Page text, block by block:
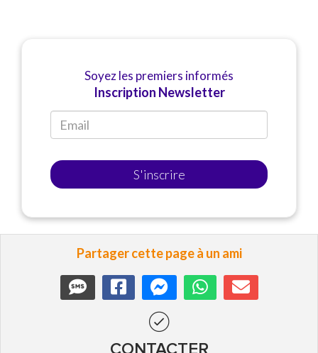
Soyez les premiers informés
Inscription Newsletter
S'inscrire
Partager cette page à un ami